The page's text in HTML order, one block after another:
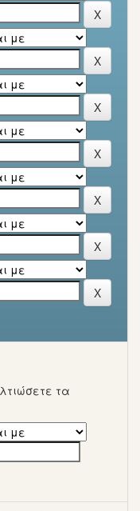
τα